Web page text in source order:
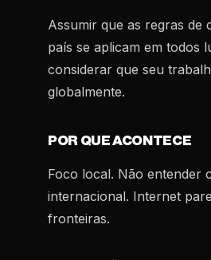
Assumir que as regras de
país se aplicam em todos
considerar que seu
globalmente.
POR QUE ACONTECE
Foco local. Não entender
internacional. Internet
fronteiras.